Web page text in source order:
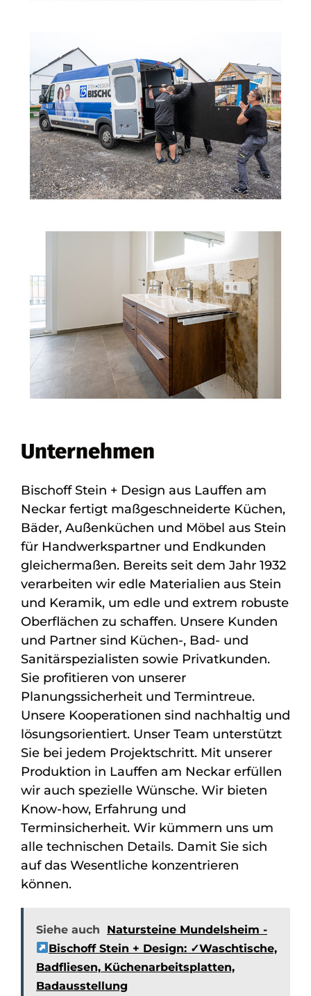
Unternehmen
Bischoff Stein + Design aus Lauffen am
Neckar fertigt maßgeschneiderte Küchen,
Bäder, Außenküchen und Möbel aus Stein
für Handwerkspartner und Endkunden
gleichermaßen. Bereits seit dem Jahr 1932
verarbeiten wir edle Materialien aus Stein
und Keramik, um edle und extrem robuste
Oberflächen zu schaffen. Unsere Kunden
und Partner sind Küchen-, Bad- und
Sanitärspezialisten sowie Privatkunden.
Sie profitieren von unserer
Planungssicherheit und Termintreue.
Unsere Kooperationen sind nachhaltig und
lösungsorientiert. Unser Team unterstützt
Sie bei jedem Projektschritt. Mit unserer
Produktion in Lauffen am Neckar erfüllen
wir auch spezielle Wünsche. Wir bieten
Know-how, Erfahrung und
Terminsicherheit. Wir kümmern uns um
alle technischen Details. Damit Sie sich
auf das Wesentliche konzentrieren
können.
Siehe auch
Natursteine Mundelsheim -
Bischoff Stein + Design: ✓Waschtische,
Badfliesen, Küchenarbeitsplatten,
Badausstellung